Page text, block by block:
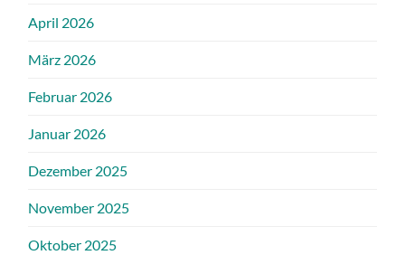
April 2026
März 2026
Februar 2026
Januar 2026
Dezember 2025
November 2025
Oktober 2025